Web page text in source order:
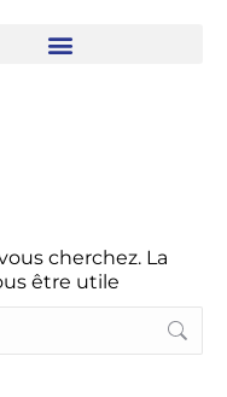
cherchez. La
être utile